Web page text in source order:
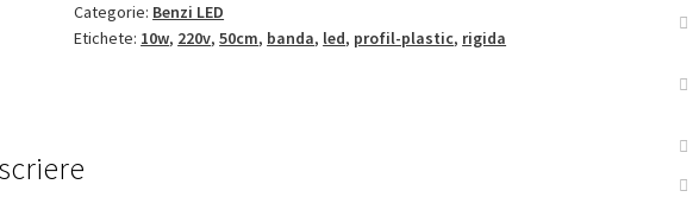
cu
Profil
Randuri
Categorie: Benzi LED
Etichete: 10w, 220v,50cm, banda, led, profil-plastic, rigida